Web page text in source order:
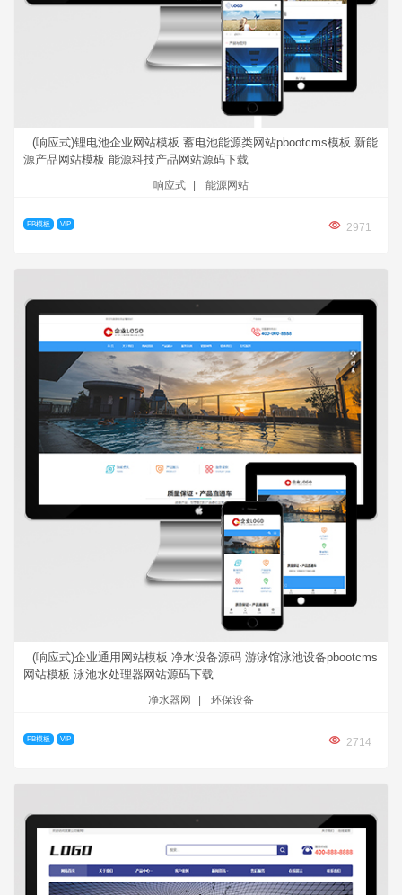
(响应式)锂电池企业网站模板 蓄电池能源类网站pbootcms模板 新能
源产品网站模板 能源科技产品网站源码下载
响应式 能源网站
PB模板 VIP 2971
(响应式)企业通用网站模板 净水设备源码 游泳馆泳池设备pbootcms
网站模板 泳池水处理器网站源码下载
净水器网 环保设备
PB模板 VIP 2714